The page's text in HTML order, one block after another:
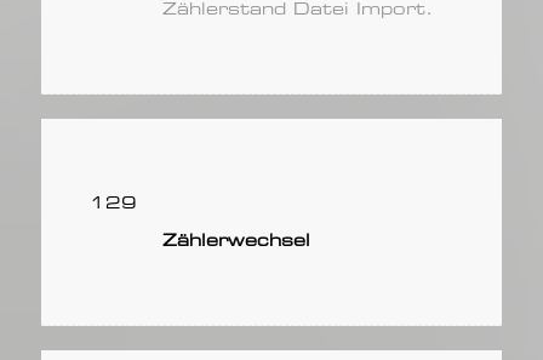
Zählerstand Datei Import.
129
Zählerwechsel